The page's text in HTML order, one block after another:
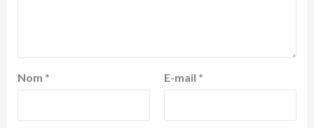
Nom * E-mail *